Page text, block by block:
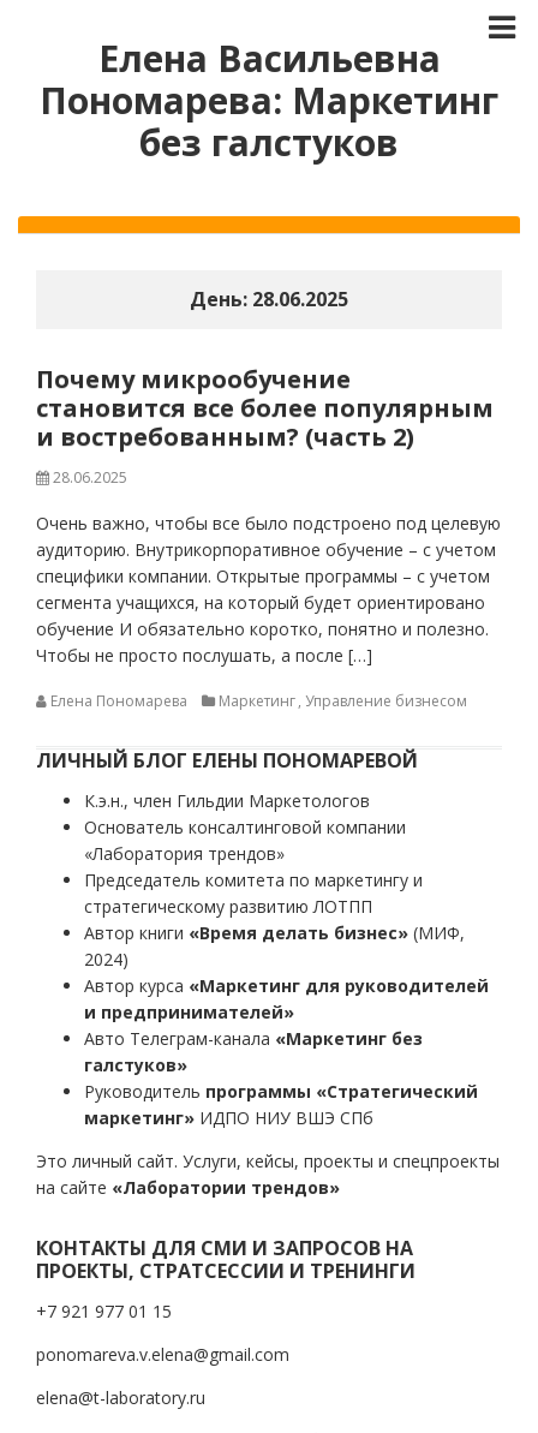
Елена Васильевна
Пономарева: Маркетинг
без галстуков
День: 28.06.2025
Почему микрообучение
становится все более популярным
и востребованным? (часть 2)
28.06.2025
Очень важно, чтобы все было подстроено под целевую
аудиторию. Внутрикорпоративное обучение – с учетом
специфики компании. Открытые программы – с учетом
сегмента учащихся, на который будет ориентировано
обучение И обязательно коротко, понятно и полезно.
Чтобы не просто послушать, а после […]
Елена Пономарева Маркетинг, Управление бизнесом
ЛИЧНЫЙ БЛОГ ЕЛЕНЫ ПОНОМАРЕВОЙ
К.э.н., член Гильдии Маркетологов
Основатель консалтинговой компании
«Лаборатория трендов»
Председатель комитета по маркетингу и
стратегическому развитию ЛОТПП
Автор книги «Время делать бизнес» (МИФ,
2024)
Автор курса «Маркетинг для руководителей
и предпринимателей»
Авто Телеграм-канала «Маркетинг без
галстуков»
Руководитель программы «Стратегический
маркетинг» ИДПО НИУ ВШЭ СПб
Это личный сайт. Услуги, кейсы, проекты и спецпроекты
на сайте «Лаборатории трендов»
КОНТАКТЫ ДЛЯ СМИ И ЗАПРОСОВ НА
ПРОЕКТЫ, СТРАТСЕССИИ И ТРЕНИНГИ
+7 921 977 01 15
ponomareva.v.elena@gmail.com
elena@t-laboratory.ru